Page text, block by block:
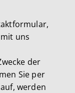
uns
der
Sie per
werden